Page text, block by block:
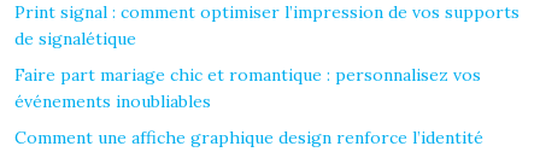
Print signal : comment optimiser l’impression de vos supports
de signalétique
Faire part mariage chic et romantique : personnalisez vos
événements inoubliables
Comment une affiche graphique design renforce l’identité